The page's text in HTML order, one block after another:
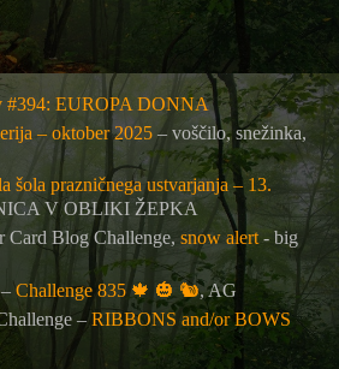
#394: EUROPA DONNA
– oktober 2025 – voščilo, snežinka,
šola prazničnega ustvarjanja – 13.
V OBLIKI ŽEPKA
Card Blog Challenge, snow alert- big
Challenge 835🍁 🎃 🐿️, AG
–RIBBONS and/or BOWS